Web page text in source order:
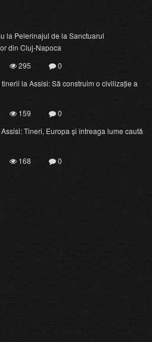
la Pelerinajul de la Sanctuarul
din Cluj-Napoca
295
0
la Assisi: Să construim o civilizație a
159
0
Tineri, Europa și întreaga lume caută
168 0